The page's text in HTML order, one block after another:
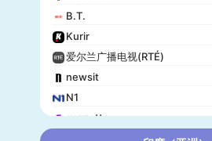
B.T.
Kurir
爱尔兰广播电视(RTÉ)
newsit
N1
gazzetta
赫尔辛基日报(Helsingin